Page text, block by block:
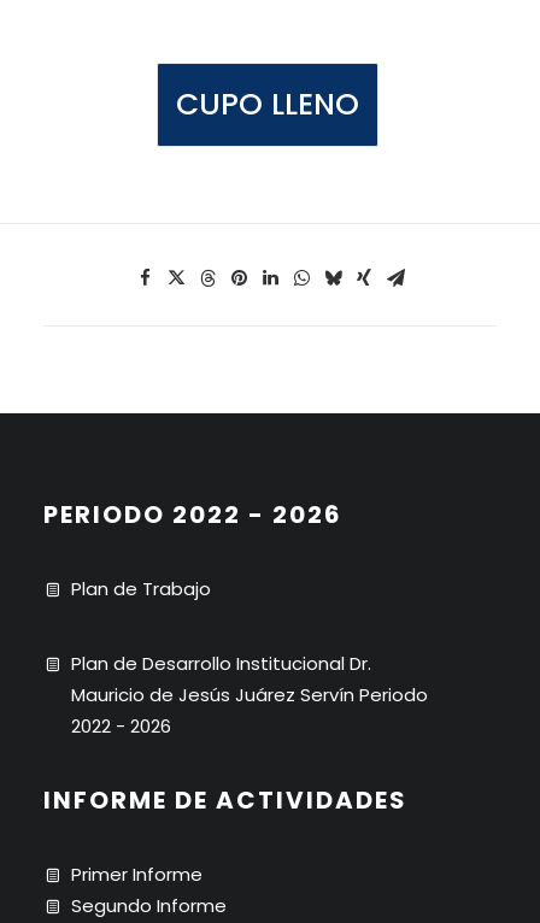
CUPO LLENO
PERIODO 2022 - 2026
Plan de Trabajo
Plan de Desarrollo Institucional Dr.
Mauricio de Jesús Juárez Servín Periodo
2022 - 2026
INFORME DE ACTIVIDADES
Primer Informe
Segundo Informe